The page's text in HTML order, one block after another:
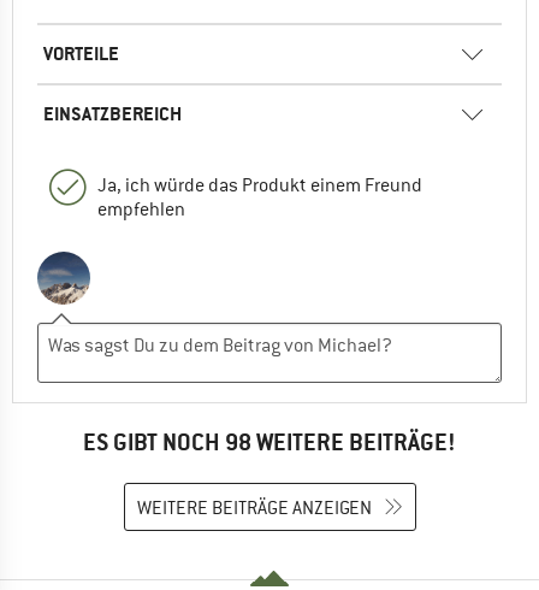
VORTEILE
EINSATZBEREICH
Ja, ich würde das Produkt einem Freund
empfehlen
ES GIBT NOCH 98 WEITERE BEITRÄGE!
WEITERE BEITRÄGE ANZEIGEN